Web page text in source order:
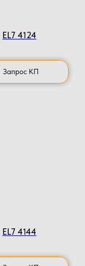
EL7 4124
Запрос КП
EL7 4144